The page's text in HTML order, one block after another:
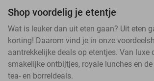
Shop voordelig je etentje
Wat is leuker dan uit eten gaan? Uit eten
korting! Daarom vind je in onze
aantrekkelijke deals op etentjes. Van luxe
smakelijke ontbijtjes, royale lunches en
tea- en borreldeals.